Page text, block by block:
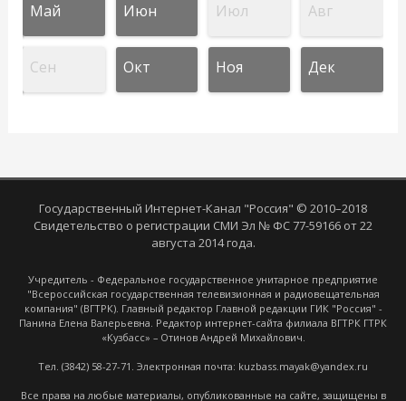
Май Июн Июл Авг
Сен Окт Ноя Дек
Государственный Интернет-Канал "Россия" © 2010–2018
Свидетельство о регистрации СМИ Эл № ФС 77-59166 от 22
августа 2014 года.
Учредитель - Федеральное государственное унитарное предприятие
"Всероссийская государственная телевизионная и радиовещательная
компания" (ВГТРК). Главный редактор Главной редакции ГИК "Россия" -
Панина Елена Валерьевна. Редактор интернет-сайта филиала ВГТРК ГТРК
«Кузбасс» – Отинов Андрей Михайлович.
Тел. (3842) 58-27-71. Электронная почта: kuzbass.mayak@yandex.ru
Все права на любые материалы, опубликованные на сайте, защищены в